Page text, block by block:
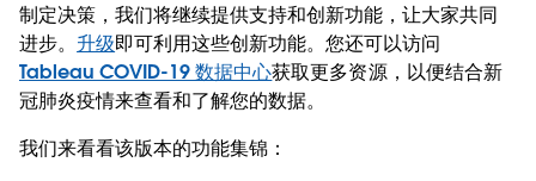
制定决策，我们将继续提供支持和创新功能，让大家共同
进步。 升级即可利用这些创新功能。您还可以访问
Tableau COVID-19 数据中心获取更多资源，以便结合新
冠肺炎疫情来查看和了解您的数据。
我们来看看该版本的功能集锦：